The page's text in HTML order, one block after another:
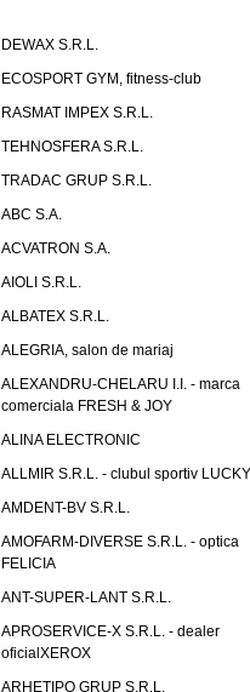
DEWAX S.R.L.
ECOSPORT GYM, fitness-club
RASMAT IMPEX S.R.L.
TEHNOSFERA S.R.L.
TRADAC GRUP S.R.L.
ABC S.A.
ACVATRON S.A.
AIOLI S.R.L.
ALBATEX S.R.L.
ALEGRIA, salon de mariaj
ALEXANDRU-CHELARU I.I. - marca
comerciala FRESH & JOY
ALINA ELECTRONIC
ALLMIR S.R.L. - clubul sportiv
AMDENT-BV S.R.L.
AMOFARM-DIVERSE S.R.L. - optica
FELICIA
ANT-SUPER-LANT S.R.L.
APROSERVICE-X S.R.L. - dealer
oficialXEROX
ARHETIPO GRUP S.R.L.